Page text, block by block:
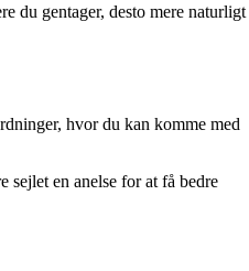
du gentager, desto mere naturligt
hvor du kan komme med
en anelse for at få bedre